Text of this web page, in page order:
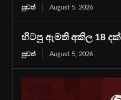
පුවත් August 5, 2026
හිටපු ඇමති අකිල 18
පුවත් August 5, 2026